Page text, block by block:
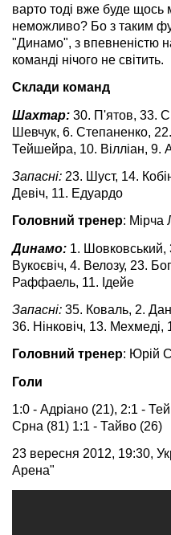
варто тоді вже буде щось
неможливо? Бо з таким
"Динамо", з впевненістю
команді нічого не світить.
Склади команд
Шахтар: 30. П'ятов, 33.
Шевчук, 6. Степаненко,
Тейшейра, 10. Вілліан, 9.
Запасні: 23. Шуст, 14.
Девіч, 11. Едуардо
Головний тренер: Мірча
Динамо: 1. Шовковський,
Вукоєвіч, 4. Велозу, 23.
Раффаель, 11. Ідейе
Запасні: 35. Коваль, 2.
36. Нінковіч, 13. Мехмеді,
Головний тренер: Юрій
Голи
1:0 - Адріано (21), 2:1 -
Срна (81) 1:1 - Тайво (26)
23 вересня 2012, 19:30,
Арена"